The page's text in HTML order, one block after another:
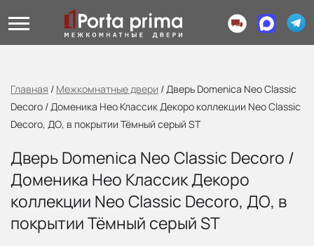
Главная / Межкомнатные двери /Дверь Domenica Neo Classic
Decoro / Доменика Нео Классик Декоро коллекции Neo Classic
Decoro, ДО, в покрытии Тёмный серый ST
Дверь Domenica Neo Classic Decoro /
Доменика Нео Классик Декоро
коллекции Neo Classic Decoro, ДО, в
покрытии Тёмный серый ST